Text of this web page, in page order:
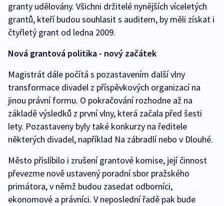
granty udělovány. Všichni držitelé nynějších víceletých
grantů, kteří budou souhlasit s auditem, by měli získat i
čtyřletý grant od ledna 2009.
Nová grantová politika - nový začátek
Magistrát dále počítá s pozastavením další vlny
transformace divadel z příspěvkových organizací na
jinou právní formu. O pokračování rozhodne až na
základě výsledků z první vlny, která začala před šesti
lety. Pozastaveny byly také konkurzy na ředitele
některých divadel, například Na zábradlí nebo v Dlouhé.
Město přislíbilo i zrušení grantové komise, její činnost
převezme nově ustavený poradní sbor pražského
primátora, v němž budou zasedat odborníci,
ekonomové a právníci. V neposlední řadě pak bude